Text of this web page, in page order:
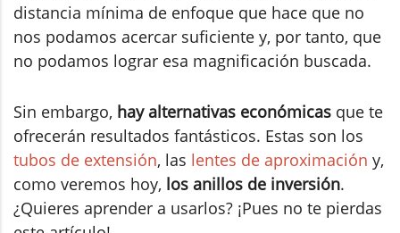
distancia mínima de enfoque que hace que no
nos podamos acercar suficiente y, por tanto, que
no podamos lograr esa magnificación buscada.
Sin embargo, hay alternativas económicas que te
ofrecerán resultados fantásticos. Estas son los
tubos de extensión, las lentes de aproximación y,
como veremos hoy, los anillos de inversión.
¿Quieres aprender a usarlos? ¡Pues no te pierdas